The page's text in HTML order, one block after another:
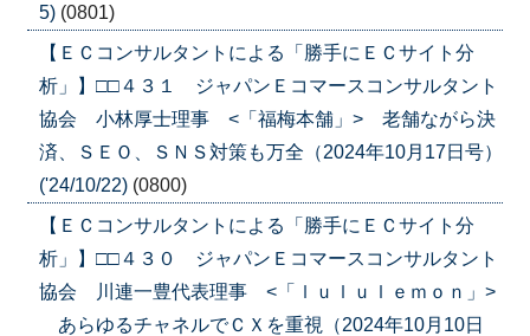
5) (0801)
【ＥＣコンサルタントによる「勝手にＥＣサイト分
析」】□□４３１ ジャパンＥコマースコンサルタント
協会 小林厚士理事 <「福梅本舗」> 老舗ながら決
済、ＳＥＯ、ＳＮＳ対策も万全（2024年10月17日号）
('24/10/22) (0800)
【ＥＣコンサルタントによる「勝手にＥＣサイト分
析」】□□４３０ ジャパンＥコマースコンサルタント
協会 川連一豊代表理事 <「ｌｕｌｕｌｅｍｏｎ」>
あらゆるチャネルでＣＸを重視（2024年10月10日